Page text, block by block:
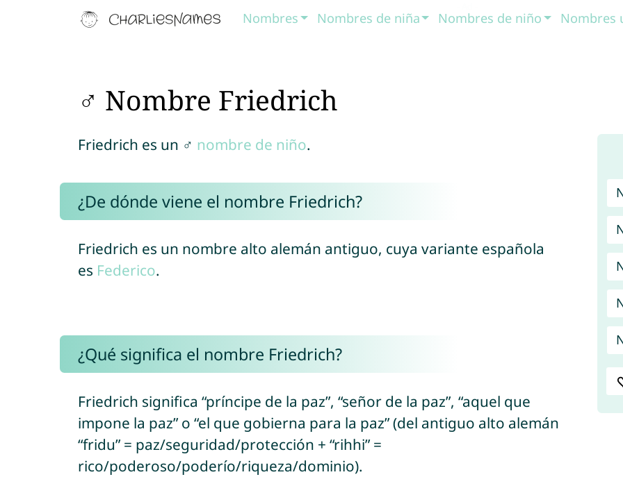
Nombres Nombres de niña Nombres de niño Nombres
♂ Nombre Friedrich
Friedrich es un ♂ nombre de niño.
¿De dónde viene el nombre Friedrich?
Friedrich es un nombre alto alemán antiguo, cuya variante española
es Federico.
¿Qué significa el nombre Friedrich?
Friedrich significa “príncipe de la paz”, “señor de la paz”, “aquel que
impone la paz” o “el que gobierna para la paz” (del antiguo alto alemán
“fridu” = paz/seguridad/protección + “rihhi” =
rico/poderoso/poderío/riqueza/dominio).